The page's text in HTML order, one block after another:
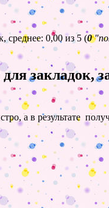
(0
закладок,
а в результате